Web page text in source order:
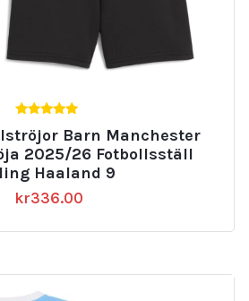
av 5 Barn Manchester
2025/26 Fotbollsställ
Haaland 9
kr336.00